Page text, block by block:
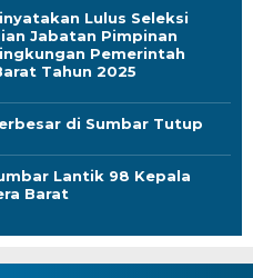
Lulus Seleksi
Jabatan Pimpinan
Pemerintah
Tahun 2025
di Sumbar Tutup
Lantik 98 Kepala
Barat